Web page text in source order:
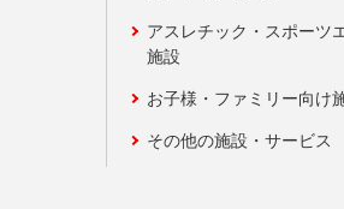
アスレチック・スポーツ
施設
お子様・ファミリー向け
その他の施設・サービス